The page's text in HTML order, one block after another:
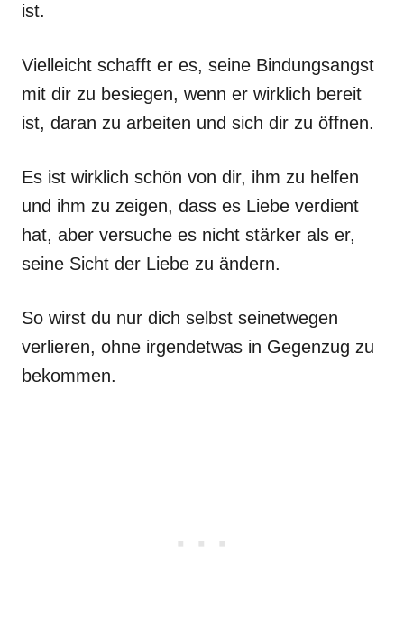
ist.
Vielleicht schafft er es, seine Bindungsangst
mit dir zu besiegen, wenn er wirklich bereit
ist, daran zu arbeiten und sich dir zu öffnen.
Es ist wirklich schön von dir, ihm zu helfen
und ihm zu zeigen, dass es Liebe verdient
hat, aber versuche es nicht stärker als er,
seine Sicht der Liebe zu ändern.
So wirst du nur dich selbst seinetwegen
verlieren, ohne irgendetwas in Gegenzug zu
bekommen.